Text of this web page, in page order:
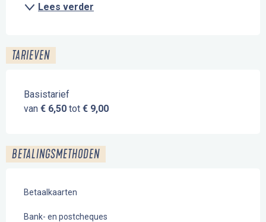
Lees verder
TARIEVEN
Basistarief
van € 6,50 tot € 9,00
BETALINGSMETHODEN
Betaalkaarten
Bank- en postcheques